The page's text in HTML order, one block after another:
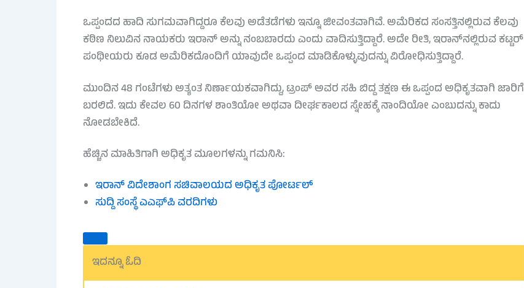
ಒಪ್ಪಂದದ ಹಾದಿ ಸುಗಮವಾಗಿದ್ದರೂ ಕೆಲವು ಅಡೆತಡೆಗಳು ಇನ್ನೂ ಜೀವಂತವಾಗಿವೆ. ಅಮೆರಿಕದ ಸಂಸತ್ತಿನಲ್ಲಿರುವ ಕೆಲವು
ಕಠಿಣ ನಿಲುವಿನ ನಾಯಕರು ಇರಾನ್ ಅನ್ನು ನಂಬಬಾರದು ಎಂದು ವಾದಿಸುತ್ತಿದ್ದಾರೆ. ಅದೇ ರೀತಿ, ಇರಾನ್‌ನಲ್ಲಿರುವ ಕಟ್ಟರ್
ಪಂಥೀಯರು ಕೂಡ ಅಮೆರಿಕದೊಂದಿಗೆ ಯಾವುದೇ ಒಪ್ಪಂದ ಮಾಡಿಕೊಳ್ಳುವುದನ್ನು ವಿರೋಧಿಸುತ್ತಿದ್ದಾರೆ.
ಮುಂದಿನ 48 ಗಂಟೆಗಳು ಅತ್ಯಂತ ನಿರ್ಣಾಯಕವಾಗಿದ್ದು, ಟ್ರಂಪ್ ಅವರ ಸಹಿ ಬಿದ್ದ ತಕ್ಷಣ ಈ ಒಪ್ಪಂದ ಅಧಿಕೃತವಾಗಿ ಜಾರಿಗೆ
ಬರಲಿದೆ. ಇದು ಕೇವಲ 60 ದಿನಗಳ ಶಾಂತಿಯೋ ಅಥವಾ ದೀರ್ಘಕಾಲದ ಸ್ನೇಹಕ್ಕೆ ನಾಂದಿಯೋ ಎಂಬುದನ್ನು ಕಾದು
ನೋಡಬೇಕಿದೆ.
ಹೆಚ್ಚಿನ ಮಾಹಿತಿಗಾಗಿ ಅಧಿಕೃತ ಮೂಲಗಳನ್ನು ಗಮನಿಸಿ:
ಇರಾನ್ ವಿದೇಶಾಂಗ ಸಚಿವಾಲಯದ ಅಧಿಕೃತ ಪೋರ್ಟಲ್
ಸುದ್ದಿ ಸಂಸ್ಥೆ ಎಎಫ್‌ಪಿ ವರದಿಗಳು
ಇದನ್ನೂ ಓದಿ